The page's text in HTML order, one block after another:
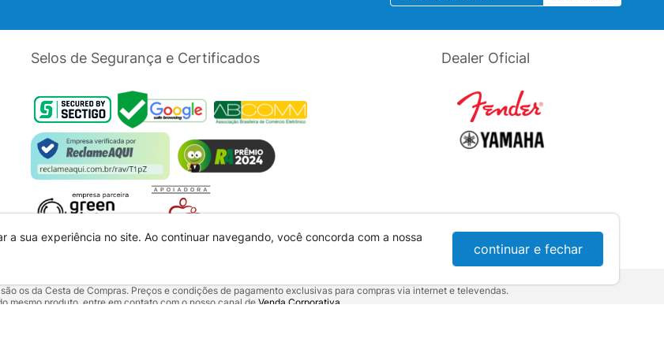
Selos de Segurança e Certificados Dealer Oficial
os da Cesta de Compras. Preços e condições de pagamento exclusivas para compras via internet e televendas.
mesmo produto, entre em contato com o nosso canal de Venda Corporativa
a sua experiência no site. Ao continuar navegando, você concorda com a nossa
continuar e fechar